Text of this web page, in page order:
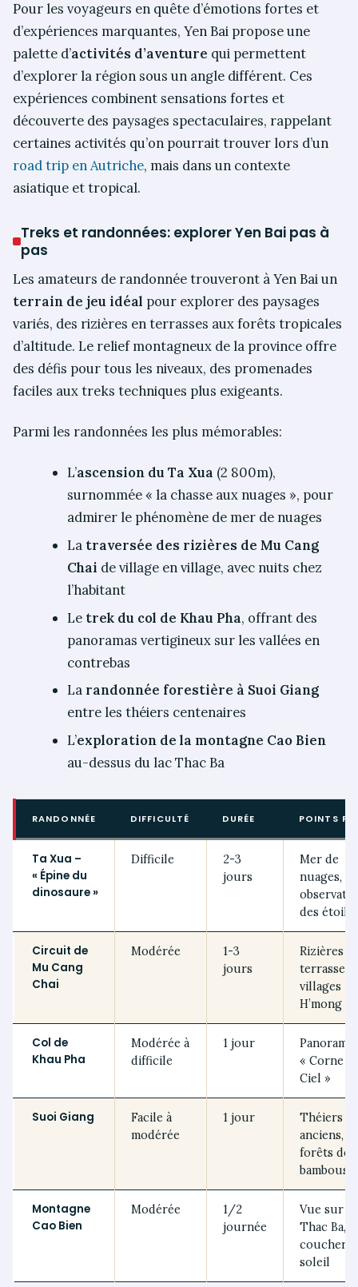
Pour les voyageurs en quête d’émotions fortes et
d’expériences marquantes, Yen Bai propose une
palette d’activités d’aventure qui permettent
d’explorer la région sous un angle différent. Ces
expériences combinent sensations fortes et
découverte des paysages spectaculaires, rappelant
certaines activités qu’on pourrait trouver lors d’un
road trip en Autriche, mais dans un contexte
asiatique et tropical.
Treks et randonnées: explorer Yen Bai pas à
pas
Les amateurs de randonnée trouveront à Yen Bai un
terrain de jeu idéal pour explorer des paysages
variés, des rizières en terrasses aux forêts tropicales
d’altitude. Le relief montagneux de la province offre
des défis pour tous les niveaux, des promenades
faciles aux treks techniques plus exigeants.
Parmi les randonnées les plus mémorables:
L’ascension du Ta Xua (2 800m),
surnommée « la chasse aux nuages », pour
admirer le phénomène de mer de nuages
La traversée des rizières de Mu Cang
Chai de village en village, avec nuits chez
l’habitant
Le trek du col de Khau Pha, offrant des
panoramas vertigineux sur les vallées en
contrebas
La randonnée forestière à Suoi Giang
entre les théiers centenaires
L’exploration de la montagne Cao Bien
au-dessus du lac Thac Ba
RANDONNÉE DIFFICULTÉ DURÉE POINTS
Ta Xua –
« Épine du
dinosaure »
Difficile
2-3
jours
Mer de
nuages,
des
Circuit de
Mu Cang
Chai
Modérée
1-3
jours
Rizières
terrasses,
villages
H’mong
Col de
Khau Pha
Modérée à
difficile
1 jour
« Corne
Ciel »
Suoi Giang
Facile à
modérée
1 jour
Théiers
anciens,
forêts de
bambous
Montagne
Cao Bien
Modérée
1/2
journée
Vue sur
Thac Ba,
coucher
soleil